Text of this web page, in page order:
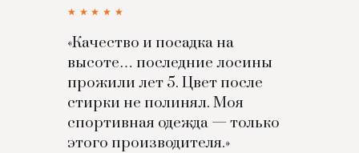
★★★★★
«Качество и посадка на
высоте… последние лосины
прожили лет 5. Цвет после
стирки не полинял. Моя
спортивная одежда — только
этого производителя.»